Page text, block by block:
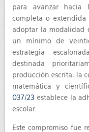
para avanzar hacia
completa o extendida
adoptar la modalidad
un mínimo de
estrategia
destinada
producción escrita, la
matemática y
037/23 establece la
escolar.
Este compromiso fue